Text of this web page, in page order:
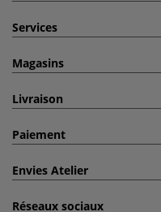
Services
Magasins
Livraison
Paiement
Envies Atelier
Réseaux sociaux